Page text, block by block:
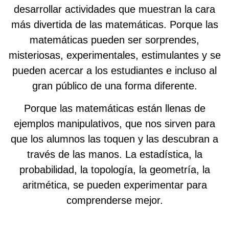
desarrollar actividades que muestran la cara
más divertida de las matemáticas. Porque las
matemáticas pueden ser sorprendes,
misteriosas, experimentales, estimulantes y se
pueden acercar a los estudiantes e incluso al
gran público de una forma diferente.
Porque las matemáticas están llenas de
ejemplos manipulativos, que nos sirven para
que los alumnos las toquen y las descubran a
través de las manos. La estadística, la
probabilidad, la topología, la geometría, la
aritmética, se pueden experimentar para
comprenderse mejor.